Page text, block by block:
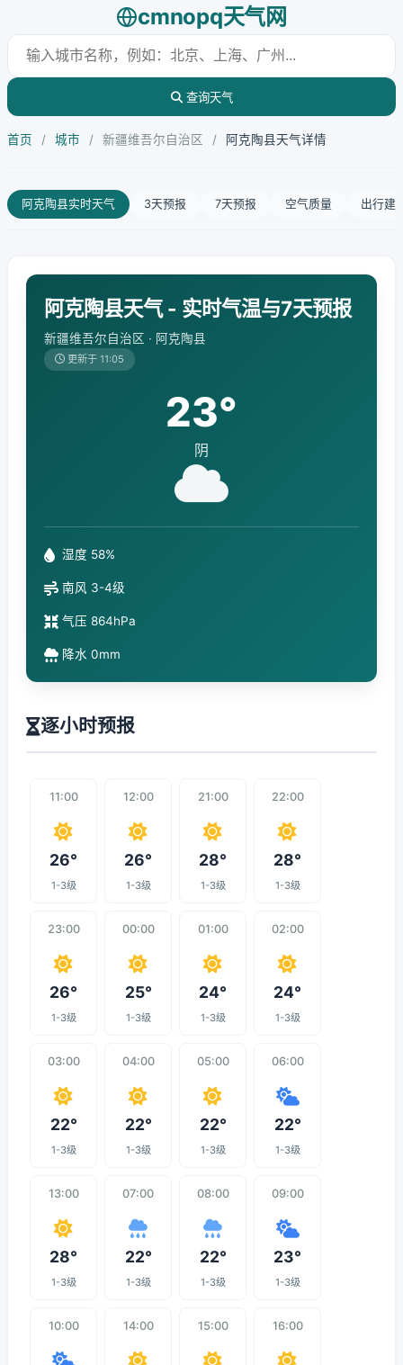
cmnopq天气网
查询天气
首页 / 城市 / 新疆维吾尔自治区 / 阿克陶县天气详情
阿克陶县实时天气 3天预报 7天预报 空气质量 出行建
阿克陶县天气 - 实时气温与7天预报
新疆维吾尔自治区 · 阿克陶县
更新于 11:05
23°
阴
湿度 58%
南风 3-4级
气压 864hPa
降水 0mm
逐小时预报
11:00
26°
1-3级
12:00
26°
1-3级
21:00
28°
1-3级
22:00
28°
1-3级
23:00
26°
1-3级
00:00
25°
1-3级
01:00
24°
1-3级
02:00
24°
1-3级
03:00
22°
1-3级
04:00
22°
1-3级
05:00
22°
1-3级
06:00
22°
1-3级
13:00
28°
1-3级
07:00
22°
1-3级
08:00
22°
1-3级
09:00
23°
1-3级
10:00 14:00 15:00 16:00